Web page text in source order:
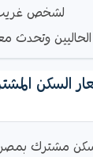
لشخص غريب
وتحدث
السكن